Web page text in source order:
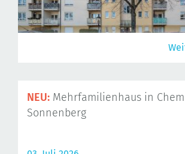
NEU: Mehrfamilienhaus in
Sonnenberg